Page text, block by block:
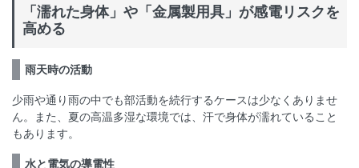
「濡れた身体」や「金属製用具」が感電リスクを
高める
雨天時の活動
少雨や通り雨の中でも部活動を続行するケースは少なくありませ
ん。また、夏の高温多湿な環境では、汗で身体が濡れていること
もあります。
水と電気の導電性